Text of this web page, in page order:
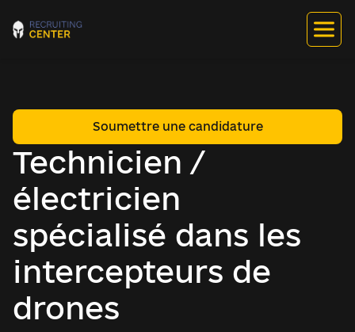
Technicien /
électricien
spécialisé dans les
intercepteurs de
drones
Soumettre une candidature